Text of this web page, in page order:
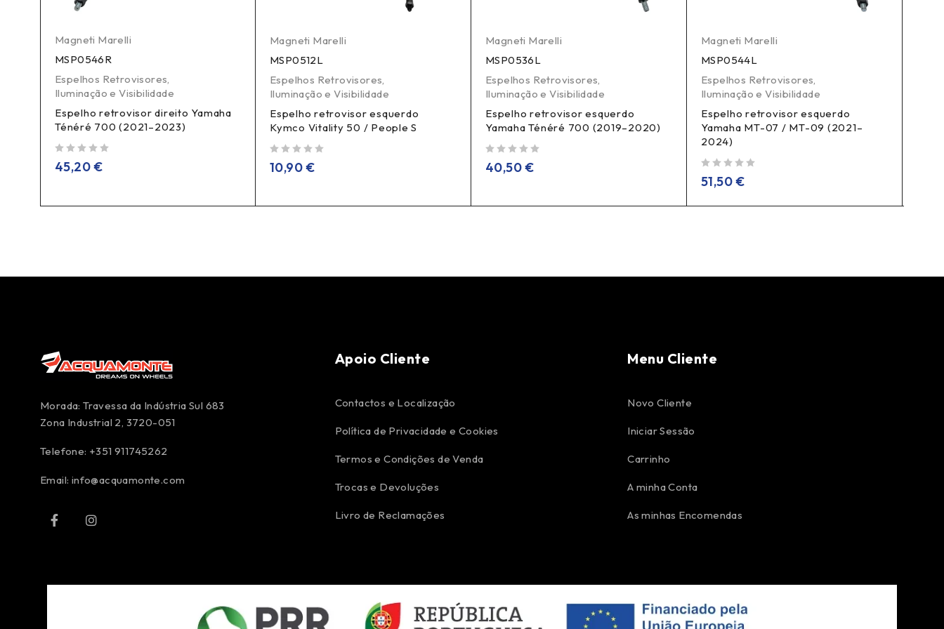
Magneti Marelli
MSP0546R
Espelhos Retrovisores,
Iluminação e Visibilidade
Espelho retrovisor direito Yamaha
Ténéré 700 (2021–2023)
45,20€
Magneti Marelli
MSP0512L
Espelhos Retrovisores,
Iluminação e Visibilidade
Espelho retrovisor esquerdo
Kymco Vitality 50 / People S
10,90€
Magneti Marelli
MSP0536L
Espelhos Retrovisores,
Iluminação e Visibilidade
Espelho retrovisor esquerdo
Yamaha Ténéré 700 (2019–2020)
40,50€
Magneti Marelli
MSP0544L
Espelhos Retrovisores,
Iluminação e Visibilidade
Espelho retrovisor esquerdo
Yamaha MT-07 / MT-09 (2021–
2024)
51,50€
Morada: Travessa da Indústria Sul 683
Zona Industrial 2, 3720-051
Telefone: +351 911745262
Email: info@acquamonte.com
Apoio Cliente
Contactos e Localização
Política de Privacidade e Cookies
Termos e Condições de Venda
Trocas e Devoluções
Livro de Reclamações
Menu Cliente
Novo Cliente
Iniciar Sessão
Carrinho
A minha Conta
As minhas Encomendas